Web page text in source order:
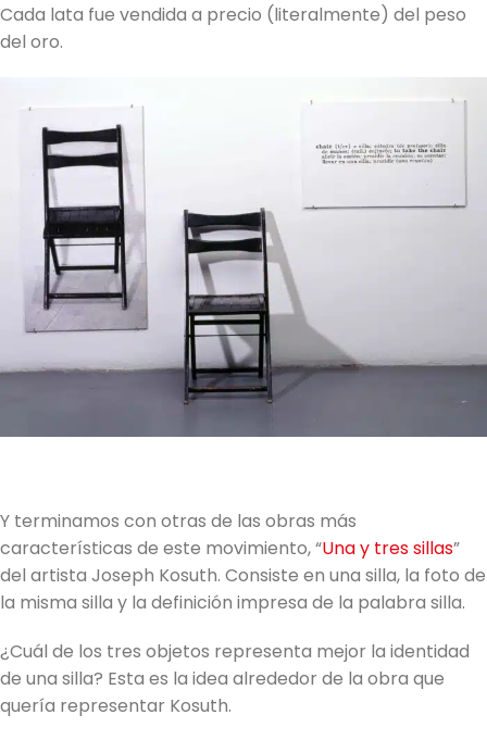
Cada lata fue vendida a precio (literalmente) del peso
del oro.
Y terminamos con otras de las obras más
características de este movimiento, “Una y tres sillas”
del artista Joseph Kosuth. Consiste en una silla, la foto de
la misma silla y la definición impresa de la palabra silla.
¿Cuál de los tres objetos representa mejor la identidad
de una silla? Esta es la idea alrededor de la obra que
quería representar Kosuth.